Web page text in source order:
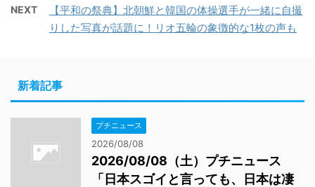
NEXT
【平和の祭典】北朝鮮と韓国の体操選手が一緒に自撮
りした写真が話題に！リオ五輪の象徴的な1枚の声も
新着記事
プチニュース
2026/08/08
2026/08/08（土）プチニュース
「日本スゴイと言っても、日本は凄